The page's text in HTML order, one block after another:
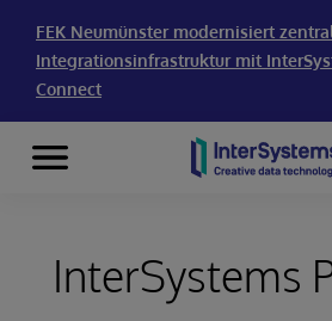
FEK Neumünster modernisiert
Integrationsinfrastruktur mit
Connect
Skip to content
Menu
InterSystems